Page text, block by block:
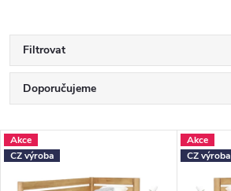
Filtrovat
a
z
e
Doporučujeme
Nejdražší
Nejprodávanější
V
ý
Akce
CZ výroba
Akce
CZ výroba